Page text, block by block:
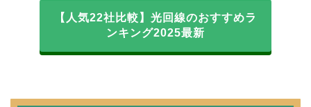
【人気22社比較】光回線のおすすめラ
ンキング2025最新